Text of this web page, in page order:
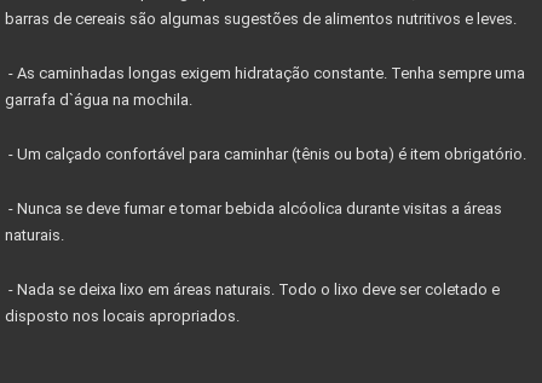
barras de cereais são algumas sugestões de alimentos nutritivos e leves.
- As caminhadas longas exigem hidratação constante. Tenha sempre uma
garrafa d`água na mochila.
- Um calçado confortável para caminhar (tênis ou bota) é item obrigatório.
- Nunca se deve fumar e tomar bebida alcóolica durante visitas a áreas
naturais.
- Nada se deixa lixo em áreas naturais. Todo o lixo deve ser coletado e
disposto nos locais apropriados.